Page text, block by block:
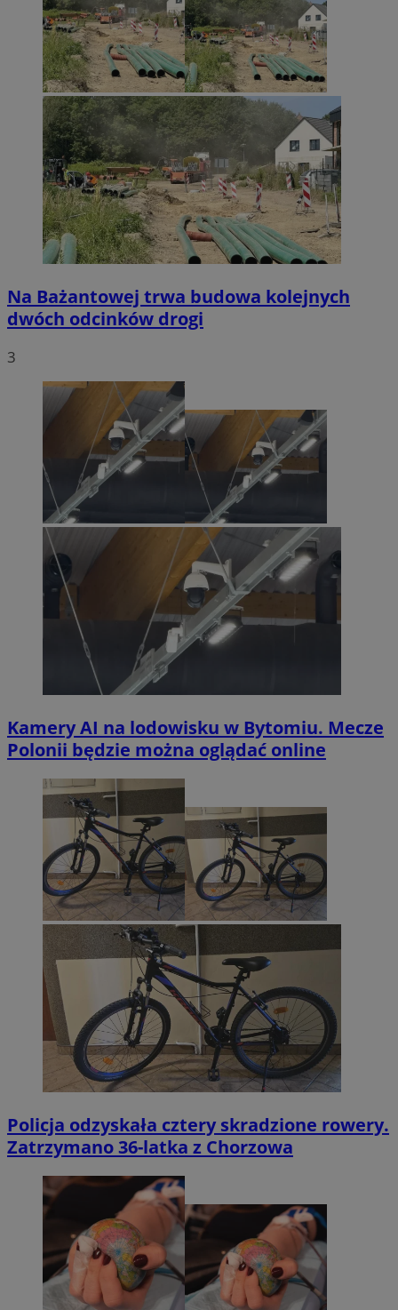
Na Bażantowej trwa budowa kolejnych
dwóch odcinków drogi
3
Kamery AI na lodowisku w Bytomiu. Mecze
Polonii będzie można oglądać online
Policja odzyskała cztery skradzione rowery.
Zatrzymano 36-latka z Chorzowa